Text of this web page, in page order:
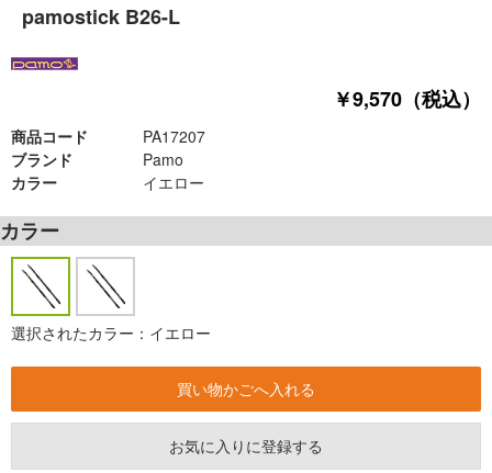
pamostick B26-L
￥9,570（税込）
商品コード
PA17207
ブランド
Pamo
カラー
イエロー
カラー
選択されたカラー：イエロー
お気に入りに登録する